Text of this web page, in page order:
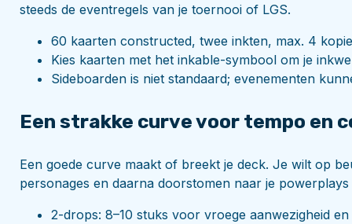
steeds de eventregels van je toernooi of LGS.
60 kaarten constructed, twee inkten, max. 4
Kies kaarten met het inkable-symbool om je
Sideboarden is niet standaard; evenementen
Een strakke curve voor tempo en
Een goede curve maakt of breekt je deck. Je wilt op
personages en daarna doorstomen naar je
2-drops: 8–10 stuks voor vroege aanwezigheid